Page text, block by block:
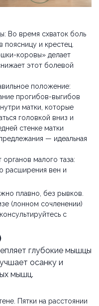
Во время схваток боль
поясницу и крестец.
коровы» делает
этот болевой
положение:
прогибов-выгибов
матки, которые
головкой вниз и
стенке матки
— идеальная
малого таза:
расширения вен и
плавно, без рывков.
(лонном сочленении)
с
глубокие мышцы
осанку и
мышц.
Пятки на расстоянии